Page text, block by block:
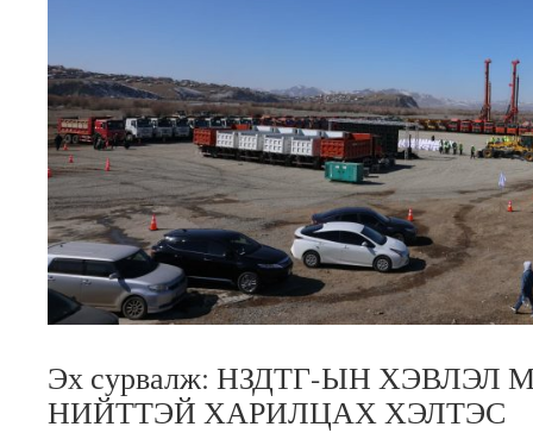
Эх сурвалж: НЗДТГ-ЫН ХЭВЛЭЛ
НИЙТТЭЙ ХАРИЛЦАХ ХЭЛТЭС